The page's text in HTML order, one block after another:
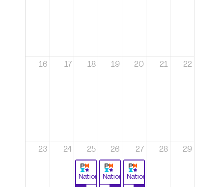
16 17 18 19 20 21 22
23 24 25
National
26
National
27
National
28 29